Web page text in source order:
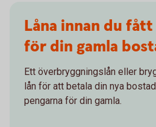
Låna innan du
för din gamla
Ett överbryggningslån eller
lån för att betala din nya
pengarna för din gamla.